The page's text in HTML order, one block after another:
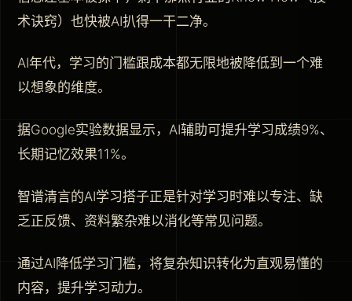
术诀窍）也快被AI扒得一干二净。
AI年代，学习的门槛跟成本都无限地被降低到一个难
以想象的维度。
据Google实验数据显示，AI辅助可提升学习成绩9%、
长期记忆效果11%。
智谱清言的AI学习搭子正是针对学习时难以专注、缺
乏正反馈、资料繁杂难以消化等常见问题。
通过AI降低学习门槛，将复杂知识转化为直观易懂的
内容，提升学习动力。